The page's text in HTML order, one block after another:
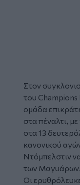
Στον
του Champions
ομάδα
στα πέναλτι,
στα 13
κανονικού
Ντόμπελστιν
των Μαγυάρων.
Οι